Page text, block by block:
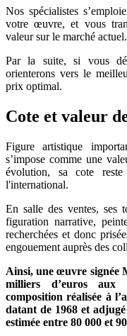
Nos spécialistes
votre œuvre, et vous
valeur sur le marché actuel.
Par la suite, si vous
orienterons vers le
prix optimal.
Cote et valeur
Figure artistique
s’impose comme une
évolution, sa cote
l'international.
En salle des ventes, ses
figuration narrative,
recherchées et donc
engouement auprès des
Ainsi, une œuvre signée
milliers d’euros aux
composition réalisée à
datant de 1968 et
estimée entre 80 000 et